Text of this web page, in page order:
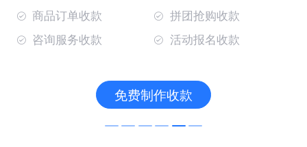
商品订单收款
拼团抢购收款
咨询服务收款
活动报名收款
免费制作收款